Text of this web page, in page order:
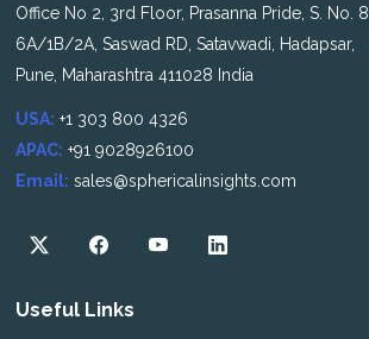
Office No 2, 3rd Floor, Prasanna Pride, S. No. 8,
6A/1B/2A, Saswad RD, Satavwadi, Hadapsar,
Pune, Maharashtra 411028 India
USA: +1 303 800 4326
APAC: +91 9028926100
Email: sales@sphericalinsights.com
Useful Links